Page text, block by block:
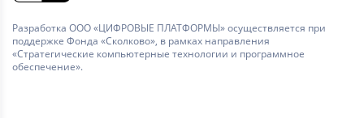
Разработка ООО «ЦИФРОВЫЕ ПЛАТФОРМЫ» осуществляется при
поддержке Фонда «Сколково», в рамках направления
«Стратегические компьютерные технологии и программное
обеспечение».